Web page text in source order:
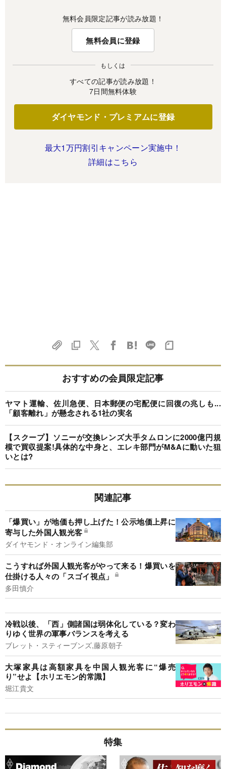
無料会員限定記事が読み放題！
無料会員に登録
もしくは
すべての記事が読み放題！
7日間無料体験
ダイヤモンド・プレミアムに登録
最大1万円割引キャンペーン実施中！
詳細はこちら
おすすめの会員限定記事
ヤマト運輸、佐川急便、日本郵便の宅配便に回復の兆しも...
「顧客離れ」が懸念される1社の実名
【スクープ】ソニーが交換レンズ大手タムロンに2000億円規
模で買収提案!具体的な中身と、エレキ部門がM&Aに動いた狙
いとは?
関連記事
「爆買い」が地価も押し上げた！公示地価上昇に
寄与した外国人観光客
ダイヤモンド・オンライン編集部
こうすれば外国人観光客がやって来る！爆買いを
仕掛ける人々の「スゴイ視点」
多田慎介
冷戦以後、「西」側諸国は弱体化している？変わ
りゆく世界の軍事バランスを考える
ブレット・スティーブンズ,藤原朝子
大塚家具は高額家具を中国人観光客に“爆売
り”せよ【ホリエモン的常識】
堀江貴文
特集